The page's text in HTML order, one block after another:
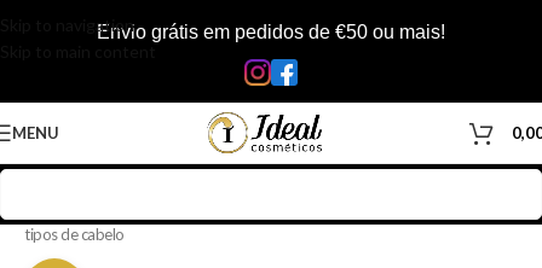
Skip to navigationEnvio grátis em pedidos de €50 ou mais!
MENU
tipos de cabelo